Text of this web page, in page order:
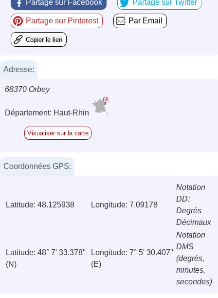
Partage sur Facebook Partage sur Twitter
Partage sur Pinterest Par Email
Copier le lien
Adresse:
68370 Orbey
Département: Haut-Rhin
68
Visualiser sur la carte
Coordonnées GPS:
Latitude: 48.125938 Longitude: 7.09178
Notation
DD:
Degrés
Décimaux
Latitude: 48° 7' 33.378''
(N)
Longitude: 7° 5' 30.407''
(E)
Notation
DMS
(degrés,
minutes,
secondes)